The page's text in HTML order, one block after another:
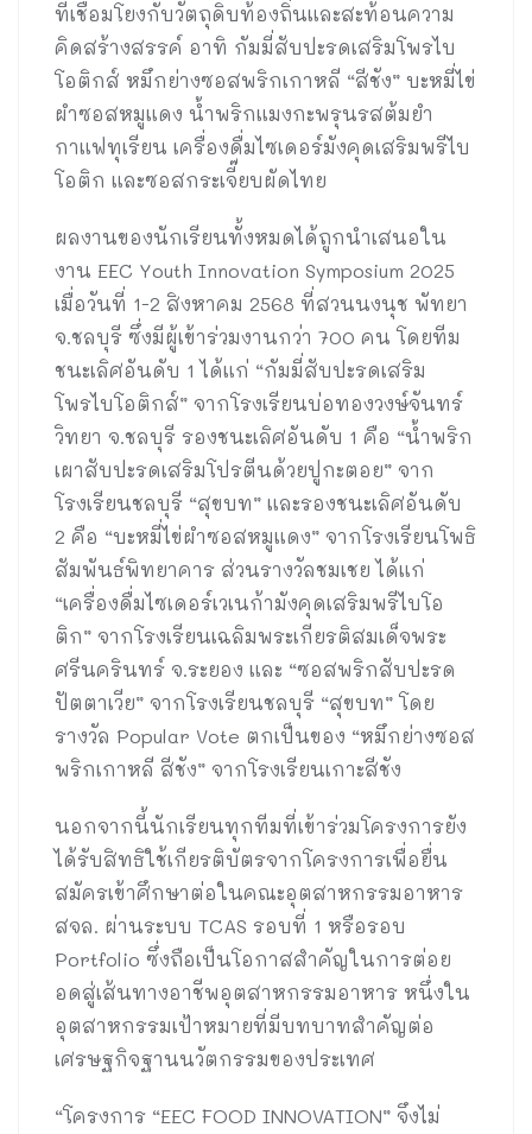
ที่เชื่อมโยงกับวัตถุดิบท้องถิ่นและสะท้อนความ
คิดสร้างสรรค์ อาทิ กัมมี่สับปะรดเสริมโพรไบ
โอติกส์ หมึกย่างซอสพริกเกาหลี “สีชัง” บะหมี่ไข่
ผำซอสหมูแดง น้ำพริกแมงกะพรุนรสต้มยำ
กาแฟทุเรียน เครื่องดื่มไซเดอร์มังคุดเสริมพรีไบ
โอติก และซอสกระเจี๊ยบผัดไทย
ผลงานของนักเรียนทั้งหมดได้ถูกนำเสนอใน
งาน EEC Youth Innovation Symposium 2025
เมื่อวันที่ 1-2 สิงหาคม 2568 ที่สวนนงนุช พัทยา
จ.ชลบุรี ซึ่งมีผู้เข้าร่วมงานกว่า 700 คน โดยทีม
ชนะเลิศอันดับ 1 ได้แก่ “กัมมี่สับปะรดเสริม
โพรไบโอติกส์” จากโรงเรียนบ่อทองวงษ์จันทร์
วิทยา จ.ชลบุรี รองชนะเลิศอันดับ 1 คือ “น้ำพริก
เผาสับปะรดเสริมโปรตีนด้วยปูกะตอย” จาก
โรงเรียนชลบุรี “สุขบท” และรองชนะเลิศอันดับ
2 คือ “บะหมี่ไข่ผำซอสหมูแดง” จากโรงเรียนโพธิ
สัมพันธ์พิทยาคาร ส่วนรางวัลชมเชย ได้แก่
“เครื่องดื่มไซเดอร์เวเนก้ามังคุดเสริมพรีไบโอ
ติก” จากโรงเรียนเฉลิมพระเกียรติสมเด็จพระ
ศรีนครินทร์ จ.ระยอง และ “ซอสพริกสับปะรด
ปัตตาเวีย” จากโรงเรียนชลบุรี “สุขบท” โดย
รางวัล Popular Vote ตกเป็นของ “หมึกย่างซอส
พริกเกาหลี สีชัง” จากโรงเรียนเกาะสีชัง
นอกจากนี้นักเรียนทุกทีมที่เข้าร่วมโครงการยัง
ได้รับสิทธิใช้เกียรติบัตรจากโครงการเพื่อยื่น
สมัครเข้าศึกษาต่อในคณะอุตสาหกรรมอาหาร
สจล. ผ่านระบบ TCAS รอบที่ 1 หรือรอบ
Portfolio ซึ่งถือเป็นโอกาสสำคัญในการต่อย
อดสู่เส้นทางอาชีพอุตสาหกรรมอาหาร หนึ่งใน
อุตสาหกรรมเป้าหมายที่มีบทบาทสำคัญต่อ
เศรษฐกิจฐานนวัตกรรมของประเทศ
“โครงการ “EEC FOOD INNOVATION” จึงไม่